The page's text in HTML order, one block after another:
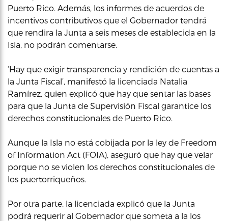
Puerto Rico. Además, los informes de acuerdos de
incentivos contributivos que el Gobernador tendrá
que rendira la Junta a seis meses de establecida en la
Isla, no podrán comentarse.
‘Hay que exigir transparencia y rendición de cuentas a
la Junta Fiscal’, manifestó la licenciada Natalia
Ramírez, quien explicó que hay que sentar las bases
para que la Junta de Supervisión Fiscal garantice los
derechos constitucionales de Puerto Rico.
Aunque la Isla no está cobijada por la ley de Freedom
of Information Act (FOIA), aseguró que hay que velar
porque no se violen los derechos constitucionales de
los puertorriqueños.
Por otra parte, la licenciada explicó que la Junta
podrá requerir al Gobernador que someta a la los